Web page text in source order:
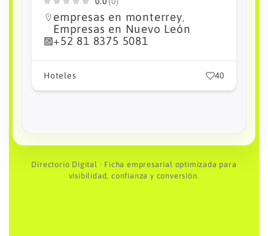
Monterrey Nuevo Sur
0.0 (0)
Empresas en México ,empresas
en monterrey,Empresas en
Directorio Digital · Ficha empresarial optimizada para
visibilidad, confianza y conversión.